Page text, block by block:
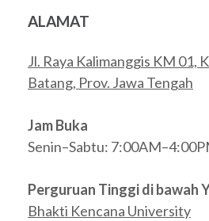
ALAMAT
Jl. Raya Kalimanggis KM 01,
Batang, Prov. Jawa Tengah
Jam Buka
Senin–Sabtu:
Perguruan Tinggi di bawah
Bhakti Kencana University